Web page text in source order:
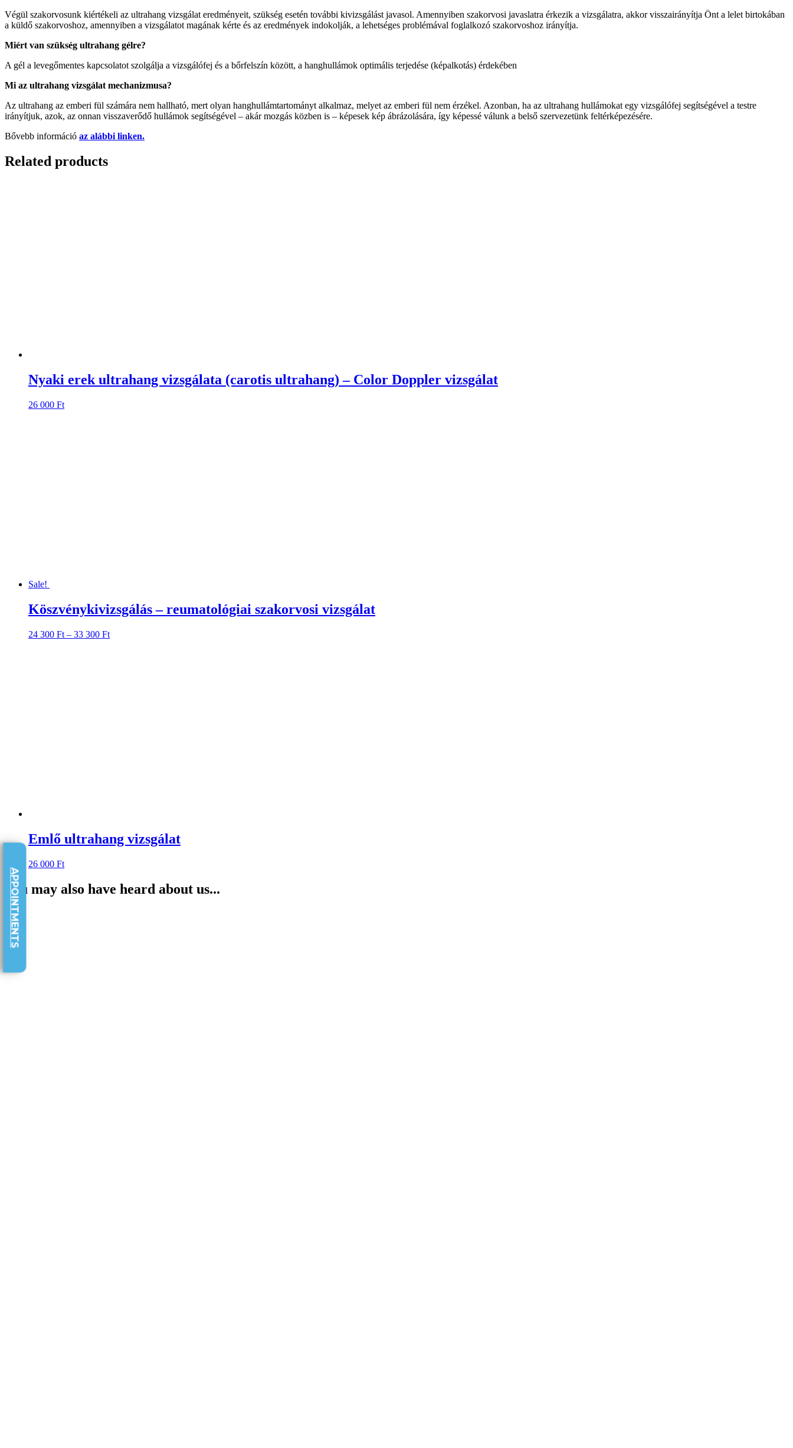
Végül szakorvosunk kiértékeli az ultrahang vizsgálat eredményeit, szükség esetén további kivizsgálást javasol. Amennyiben szakorvosi javaslatra érkezik a vizsgálatra, akkor visszairányítja Önt a lelet birtokában
a küldő szakorvoshoz, amennyiben a vizsgálatot magának kérte és az eredmények indokolják, a lehetséges problémával foglalkozó szakorvoshoz irányítja.
Miért van szükség ultrahang gélre?
A gél a levegőmentes kapcsolatot szolgálja a vizsgálófej és a bőrfelszín között, a hanghullámok optimális terjedése (képalkotás) érdekében
Mi az ultrahang vizsgálat mechanizmusa?
Az ultrahang az emberi fül számára nem hallható, mert olyan hanghullámtartományt alkalmaz, melyet az emberi fül nem érzékel. Azonban, ha az ultrahang hullámokat egy vizsgálófej segítségével a testre
irányítjuk, azok, az onnan visszaverődő hullámok segítségével – akár mozgás közben is – képesek kép ábrázolására, így képessé válunk a belső szervezetünk feltérképezésére.
Bővebb információ az alábbi linken.
Related products
Nyaki erek ultrahang vizsgálata (carotis ultrahang) – Color Doppler vizsgálat
26 000 Ft
Sale!
Köszvénykivizsgálás – reumatológiai szakorvosi vizsgálat
24 300 Ft – 33 300 Ft
Emlő ultrahang vizsgálat
26 000 Ft
You may also have heard about us...
APPOINTMENTS